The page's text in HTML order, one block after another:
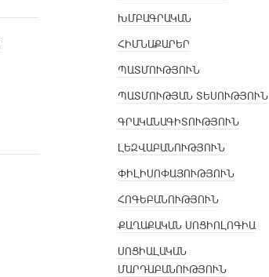
ԽՄԲԱԳՐԱԿԱՆ
ՀԻՄՆԱՔԱՐԵՐ
ՊԱՏՄՈՒԹՅՈՒՆ
ՊԱՏՄՈՒԹՅԱՆ ՏԵՍՈՒԹՅՈՒՆ
ԳՐԱԿԱՆԱԳԻՏՈՒԹՅՈՒՆ
ԼԵԶՎԱԲԱՆՈՒԹՅՈՒՆ
ՓԻԼԻՍՈՓԱՅՈՒԹՅՈՒՆ
ՀՈԳԵԲԱՆՈՒԹՅՈՒՆ
ՔԱՂԱՔԱԿԱՆ ՍՈՑԻՈԼՈԳԻԱ
ՍՈՑԻԱԼԱԿԱՆ
ՄԱՐԴԱԲԱՆՈՒԹՅՈՒՆ